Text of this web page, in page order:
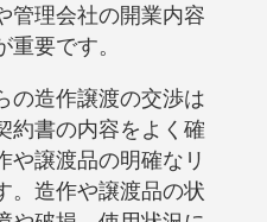
管理会社の開業内容
要です。
の造作譲渡の交渉は
約書の内容をよく確
や譲渡品の明確なリ
。造作や譲渡品の状